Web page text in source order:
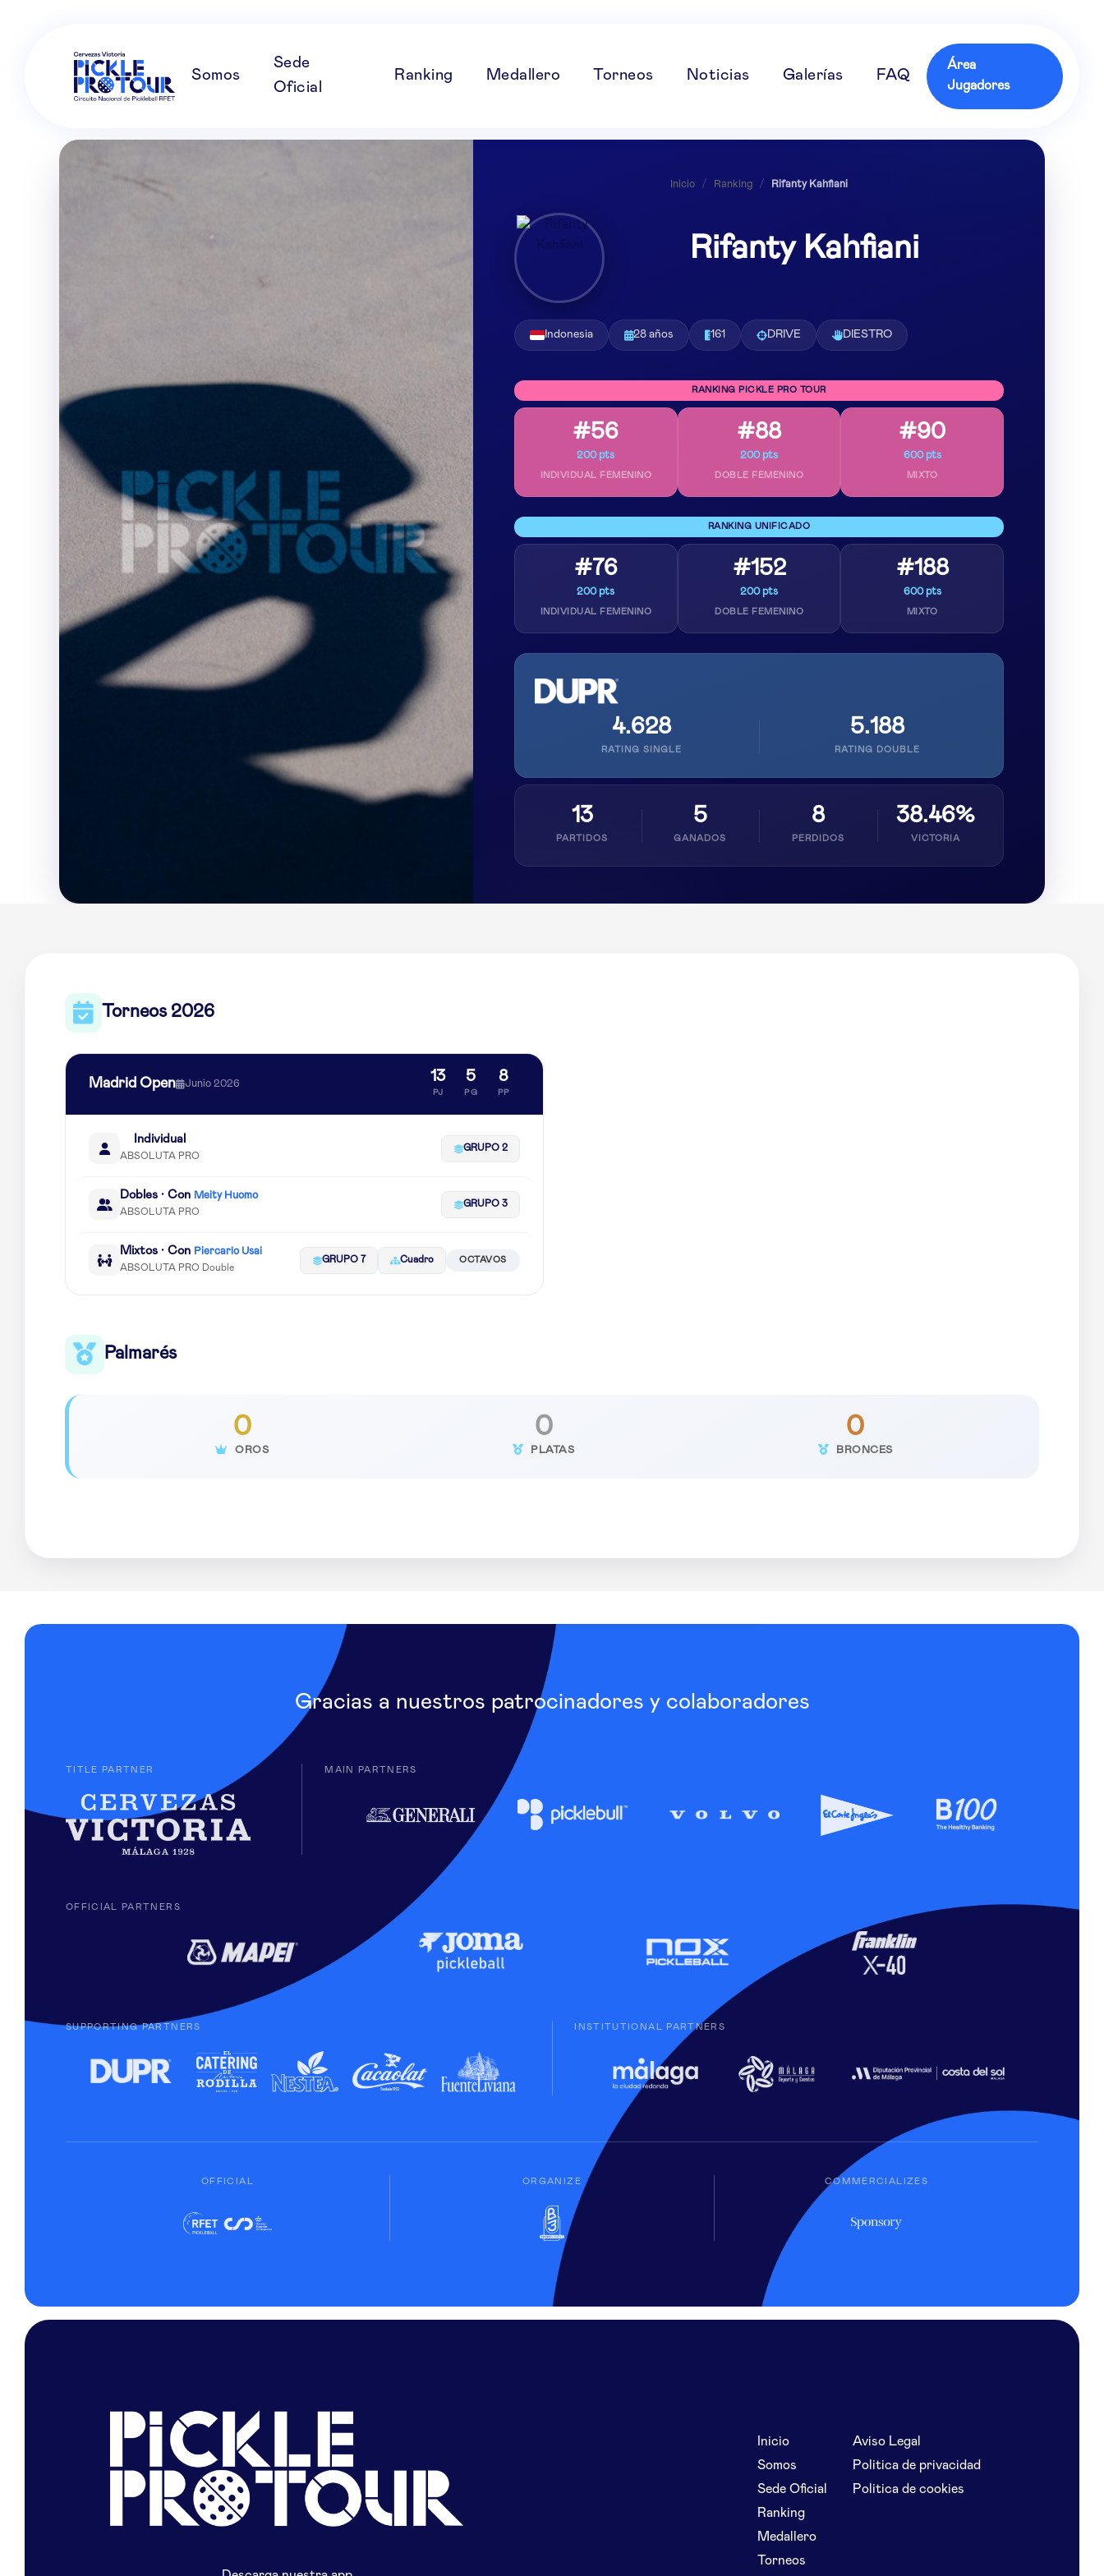
Somos
Sede
Oficial
Ranking Medallero Torneos Noticias Galerías FAQ
Área
Jugadores
Inicio / Ranking / Rifanty Kahfiani
Rifanty Kahfiani
Indonesia 28 años 161 DRIVE DIESTRO
RANKING PICKLE PRO TOUR
#56
200 pts
INDIVIDUAL FEMENINO
#88
200 pts
DOBLE FEMENINO
#90
600 pts
MIXTO
RANKING UNIFICADO
#76
200 pts
INDIVIDUAL FEMENINO
#152
200 pts
DOBLE FEMENINO
#188
600 pts
MIXTO
4.628
RATING SINGLE
5.188
RATING DOUBLE
13
PARTIDOS
5
GANADOS
8
PERDIDOS
38.46%
VICTORIA
Torneos 2026
Madrid Open Junio 2026 13
PJ
5
PG
8
PP
Individual
ABSOLUTA PRO
GRUPO 2
Dobles · Con Meity Huomo
ABSOLUTA PRO
GRUPO 3
Mixtos · Con Piercarlo Usai
ABSOLUTA PRO Double
GRUPO 7 Cuadro OCTAVOS
Palmarés
0
OROS
0
PLATAS
0
BRONCES
Gracias a nuestros patrocinadores y colaboradores
TITLE PARTNER MAIN PARTNERS
OFFICIAL PARTNERS
SUPPORTING PARTNERS INSTITUTIONAL PARTNERS
OFFICIAL ORGANIZE COMMERCIALIZES
Inicio
Somos
Sede Oficial
Ranking
Medallero
Torneos
Aviso Legal
Politica de privacidad
Politica de cookies